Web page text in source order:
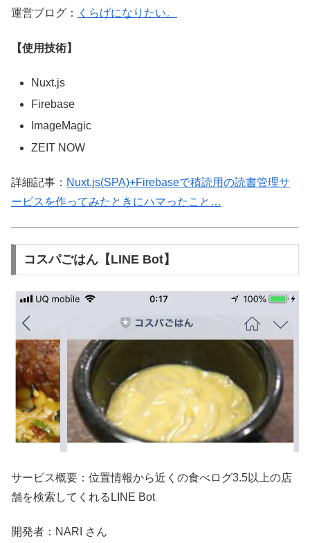
運営ブログ： くらげになりたい。
【使用技術】
Nuxt.js
Firebase
ImageMagic
ZEIT NOW
詳細記事： Nuxt.js(SPA)+Firebaseで積読用の読書管理サ
ービスを作ってみたときにハマったこと…
コスパごはん【LINE Bot】
サービス概要：位置情報から近くの食べログ3.5以上の店
舗を検索してくれるLINE Bot
開発者：NARI さん